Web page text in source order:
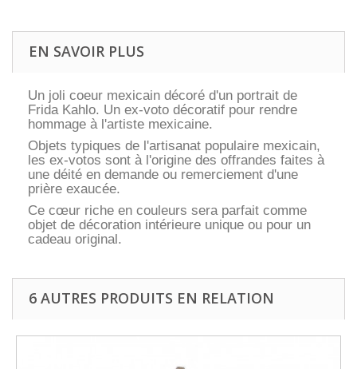
EN SAVOIR PLUS
Un joli coeur mexicain décoré d'un portrait de
Frida Kahlo. Un ex-voto décoratif pour rendre
hommage à l'artiste mexicaine.
Objets typiques de l'artisanat populaire mexicain,
les ex-votos sont à l'origine des offrandes faites à
une déité en demande ou remerciement d'une
prière exaucée.
Ce cœur riche en couleurs sera parfait comme
objet de décoration intérieure unique ou pour un
cadeau original.
6 AUTRES PRODUITS EN RELATION